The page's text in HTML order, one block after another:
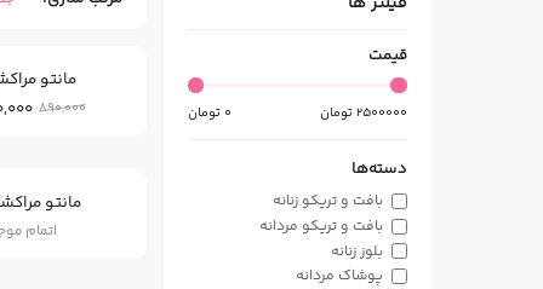
قیمت
0 تومان 2500000تومان
دسته‌ها
بافت و تریکو زنانه
بافت و تریکو مردانه
بلوز زنانه
پوشاک مردانه
مانتو
890,000
مانتو
اتمام